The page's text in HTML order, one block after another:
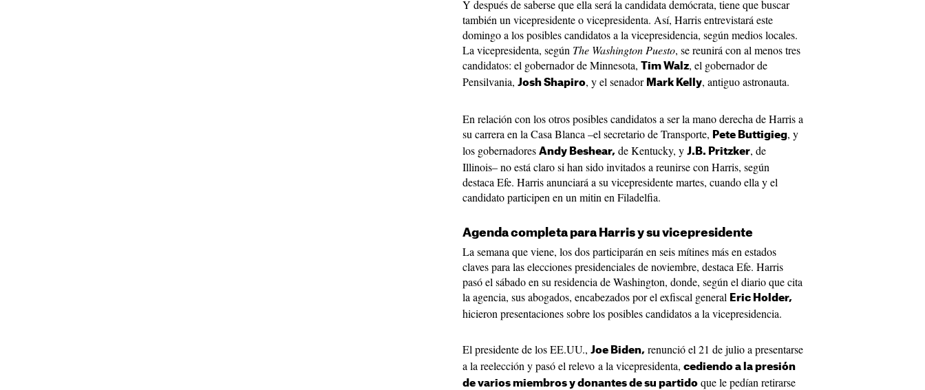
Y después de saberse que ella será la candidata demócrata, tiene que buscar
también un vicepresidente o vicepresidenta. Así, Harris entrevistará este
domingo a los posibles candidatos a la vicepresidencia, según medios locales.
La vicepresidenta, según The Washington Puesto, se reunirá con al menos tres
candidatos: el gobernador de Minnesota,
Tim Walz, el gobernador de
Pensilvania, Josh Shapiro, y el senador Mark Kelly, antiguo astronauta.
En relación con los otros posibles candidatos a ser la mano derecha de Harris a
su carrera en la Casa Blanca –el secretario de Transporte, Pete Buttigieg, y
los gobernadores Andy Beshear, de Kentucky, y J.B. Pritzker, de
Illinois– no está claro si han sido invitados a reunirse con Harris, según
destaca Efe. Harris anunciará a su vicepresidente martes, cuando ella y el
candidato participen en un mitin en Filadelfia.
Agenda completa para Harris y su vicepresidente
La semana que viene, los dos participarán en seis mítines más en estados
claves para las elecciones presidenciales de noviembre, destaca Efe. Harris
pasó el sábado en su residencia de Washington, donde, según el diario que cita
la agencia, sus abogados, encabezados por el exfiscal general Eric Holder,
hicieron presentaciones sobre los posibles candidatos a la vicepresidencia.
El presidente de los EE.UU., Joe Biden, renunció el 21 de julio a presentarse
a la reelección y pasó el relevo a la vicepresidenta, cediendo a la presión
de varios miembros y donantes de su partido que le pedían retirarse